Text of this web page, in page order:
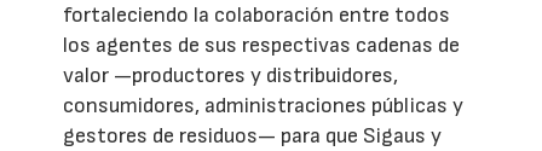
fortaleciendo la colaboración entre todos
los agentes de sus respectivas cadenas de
valor —productores y distribuidores,
consumidores, administraciones públicas y
gestores de residuos— para que Sigaus y